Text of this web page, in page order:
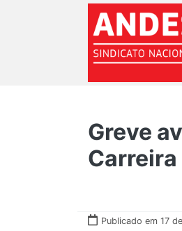
Greve
Publicado em 17